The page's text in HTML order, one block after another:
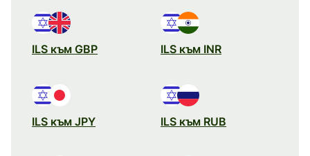
ILS към GBP ILS към INR
ILS към JPY ILS към RUB